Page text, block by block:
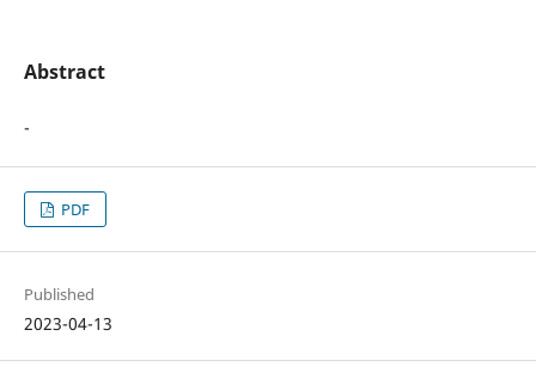
Abstract
-
PDF
Published
2023-04-13